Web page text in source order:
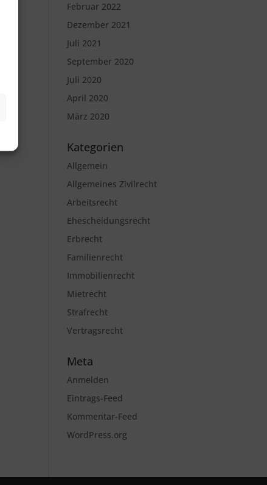
Februar 2022
Dezember 2021
Juli 2021
September 2020
Juli 2020
April 2020
März 2020
Kategorien
Allgemein
Allgemeines Zivilrecht
Arbeitsrecht
Ehescheidungsrecht
Erbrecht
Familienrecht
Immobilienrecht
Mietrecht
Strafrecht
Vertragsrecht
Meta
Anmelden
Eintrags-Feed
Kommentar-Feed
WordPress.org